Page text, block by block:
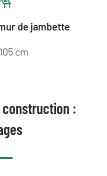
de jambette
cm
construction :